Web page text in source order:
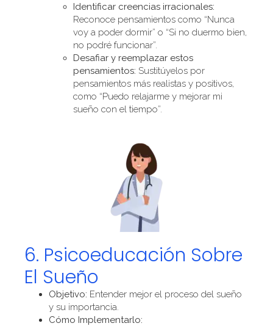
Identificar creencias irracionales:
Reconoce pensamientos como “Nunca
voy a poder dormir” o “Si no duermo bien,
no podré funcionar”.
Desafiar y reemplazar estos
pensamientos: Sustitúyelos por
pensamientos más realistas y positivos,
como “Puedo relajarme y mejorar mi
sueño con el tiempo”.
6. Psicoeducación Sobre
El Sueño
Objetivo: Entender mejor el proceso del sueño
y su importancia.
Cómo Implementarlo: